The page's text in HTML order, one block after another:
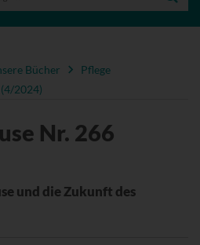
Bücher
Pflege
2024)
Nr. 266
und die Zukunft des